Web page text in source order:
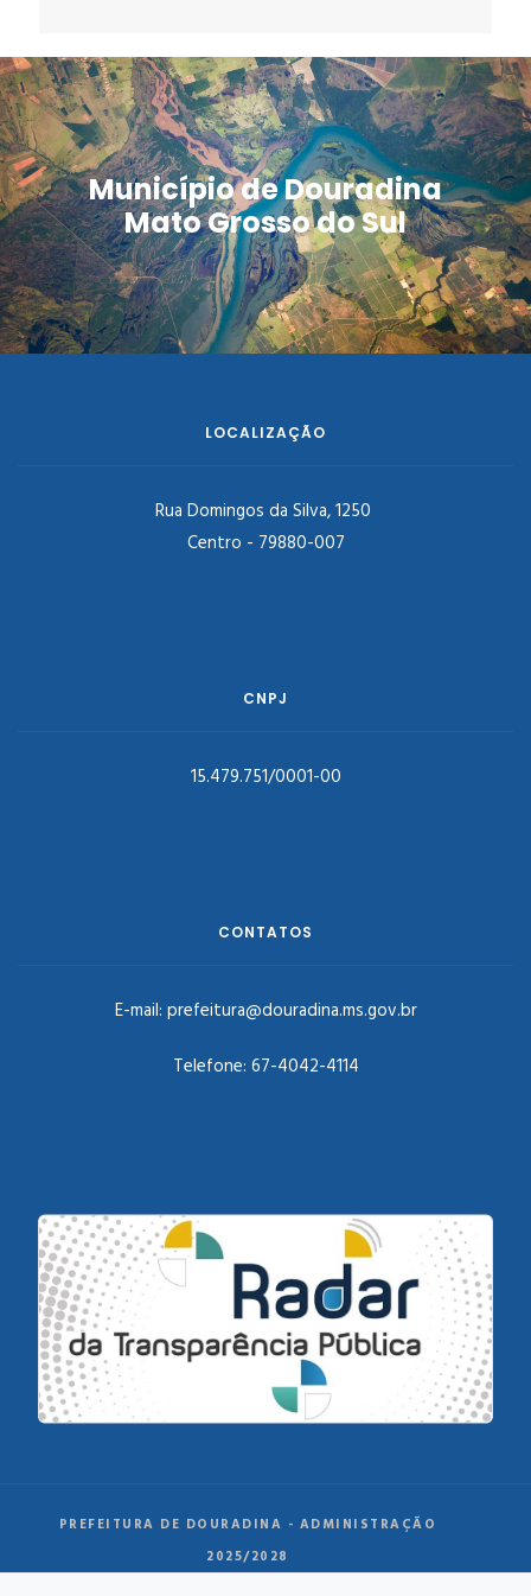
Município de Douradina
Mato Grosso do Sul
LOCALIZAÇÃO
Rua Domingos da Silva, 1250
Centro - 79880-007
CNPJ
15.479.751/0001-00
CONTATOS
E-mail: prefeitura@douradina.ms.gov.br
Telefone: 67-4042-4114
PREFEITURA DE DOURADINA - ADMINISTRAÇÃO
2025/2028